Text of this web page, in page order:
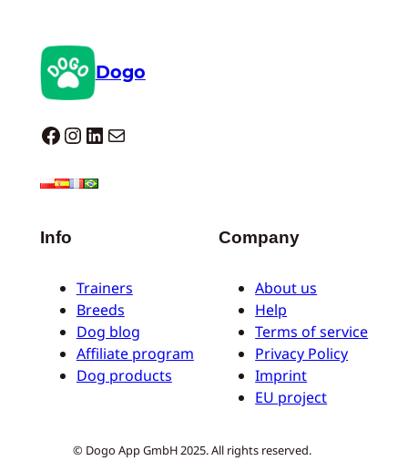
Dogo
Dogo facebook InstagramLinkedIn E-Mail
Info
Trainers
Breeds
Dog blog
Affiliate program
Dog products
Company
About us
Help
Terms of service
Privacy Policy
Imprint
EU project
© Dogo App GmbH 2025. All rights reserved.